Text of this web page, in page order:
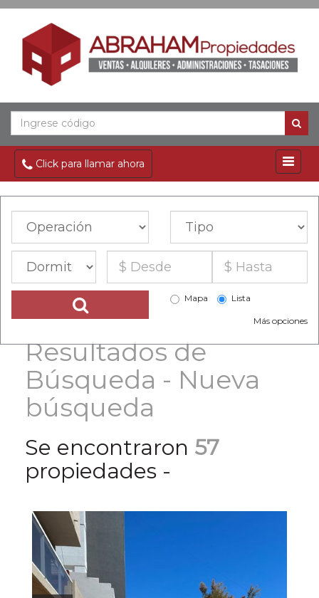
Click para llamar ahora
Mapa Lista
Más opciones
Resultados de
Búsqueda - Nueva
búsqueda
Se encontraron 57
propiedades -